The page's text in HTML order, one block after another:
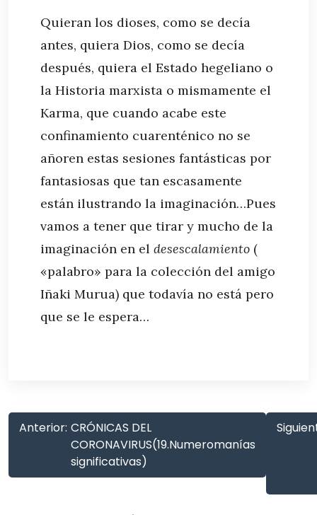
Quieran los dioses, como se decía
antes, quiera Dios, como se decía
después, quiera el Estado hegeliano o
la Historia marxista o mismamente el
Karma, que cuando acabe este
confinamiento cuarenténico no se
añoren estas sesiones fantásticas por
fantasiosas que tan escasamente
están ilustrando la imaginación…Pues
vamos a tener que tirar y mucho de la
imaginación en el desescalamiento (
«palabro» para la colección del amigo
Iñaki Murua) que todavía no está pero
que se le espera…
Anterior: CRÓNICAS DEL
CORONAVIRUS(19.Numeromanías
significativas)